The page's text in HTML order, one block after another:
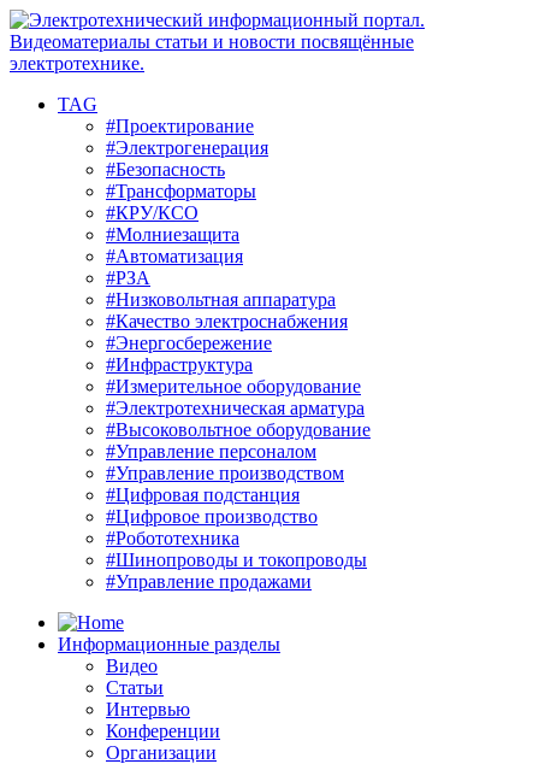
TAG
#Проектирование
#Электрогенерация
#Безопасность
#Трансформаторы
#КРУ/КСО
#Молниезащита
#Автоматизация
#РЗА
#Низковольтная аппаратура
#Качество электроснабжения
#Энергосбережение
#Инфраструктура
#Измерительное оборудование
#Электротехническая арматура
#Высоковольтное оборудование
#Управление персоналом
#Управление производством
#Цифровая подстанция
#Цифровое производство
#Робототехника
#Шинопроводы и токопроводы
#Управление продажами
Информационные разделы
Видео
Статьи
Интервью
Конференции
Организации